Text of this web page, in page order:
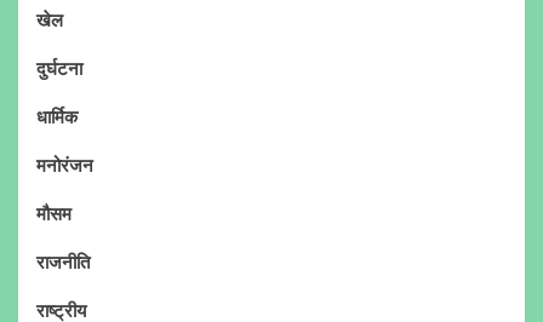
खेल
दुर्घटना
धार्मिक
मनोरंजन
मौसम
राजनीति
राष्ट्रीय